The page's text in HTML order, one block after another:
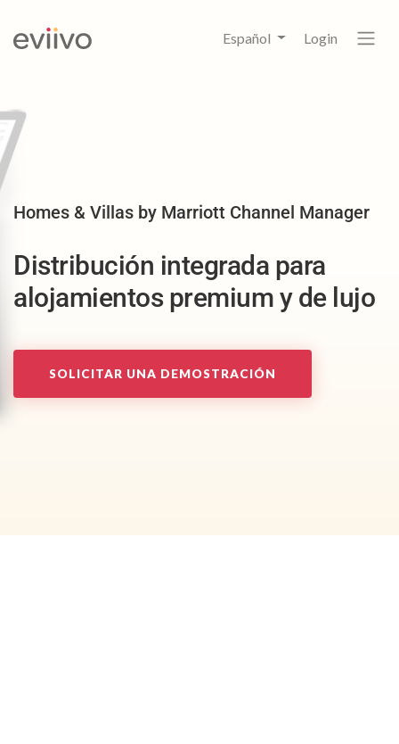
Español Login
Homes & Villas by Marriott Channel Manager
Distribución integrada para
alojamientos premium y de lujo
SOLICITAR UNA DEMOSTRACIÓN